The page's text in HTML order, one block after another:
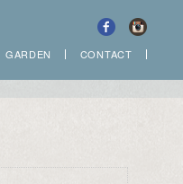
GARDEN CONTACT